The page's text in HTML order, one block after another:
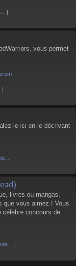
vous permet
le ici en le décrivant
livres ou mangas,
que vous aimez ! Vous
concours de